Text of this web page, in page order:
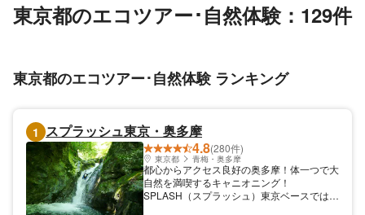
東京都のエコツアー･自然体験：129件
東京都のエコツアー･自然体験 ランキング
1 スプラッシュ東京・奥多摩
4.8(280件)
東京都 青梅・奥多摩
都心からアクセス良好の奥多摩！体一つで大
自然を満喫するキャニオニング！
SPLASH（スプラッシュ）東京ベースでは、